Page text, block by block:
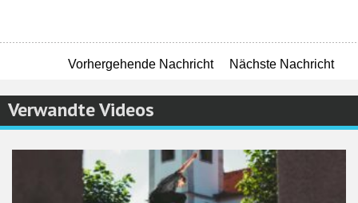
Vorhergehende Nachricht Nächste Nachricht
Verwandte Videos